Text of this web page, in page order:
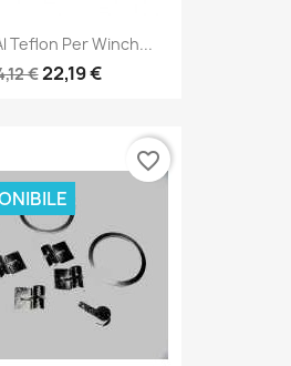
Teflon Per Winch...
€22,19 €
favorite_border